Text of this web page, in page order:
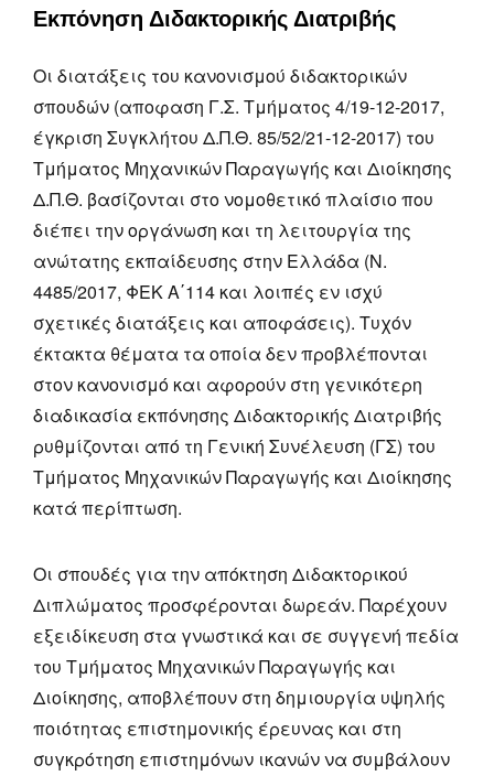
Εκπόνηση Διδακτορικής Διατριβής
Οι διατάξεις του κανονισμού διδακτορικών
σπουδών (αποφαση Γ.Σ. Τμήματος 4/19-12-2017,
έγκριση Συγκλήτου Δ.Π.Θ. 85/52/21-12-2017) του
Τμήματος Μηχανικών Παραγωγής και Διοίκησης
Δ.Π.Θ. βασίζονται στο νομοθετικό πλαίσιο που
διέπει την οργάνωση και τη λειτουργία της
ανώτατης εκπαίδευσης στην Ελλάδα (Ν.
4485/2017, ΦΕΚ Α΄114 και λοιπές εν ισχύ
σχετικές διατάξεις και αποφάσεις). Τυχόν
έκτακτα θέματα τα οποία δεν προβλέπονται
στον κανονισμό και αφορούν στη γενικότερη
διαδικασία εκπόνησης Διδακτορικής Διατριβής
ρυθμίζονται από τη Γενική Συνέλευση (ΓΣ) του
Τμήματος Μηχανικών Παραγωγής και Διοίκησης
κατά περίπτωση.
Οι σπουδές για την απόκτηση Διδακτορικού
Διπλώματος προσφέρονται δωρεάν. Παρέχουν
εξειδίκευση στα γνωστικά και σε συγγενή πεδία
του Τμήματος Μηχανικών Παραγωγής και
Διοίκησης, αποβλέπουν στη δημιουργία υψηλής
ποιότητας επιστημονικής έρευνας και στη
συγκρότηση επιστημόνων ικανών να συμβάλουν